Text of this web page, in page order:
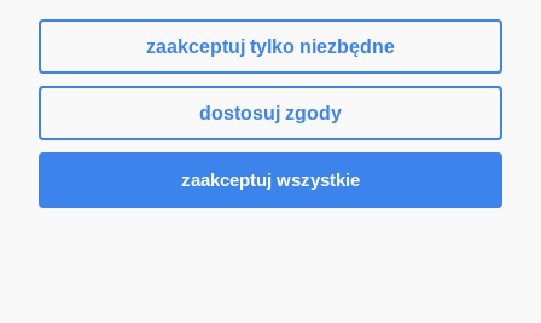
Sklep internetowy Shoper.pl
zaakceptuj tylko niezbędne
dostosuj zgody
zaakceptuj wszystkie